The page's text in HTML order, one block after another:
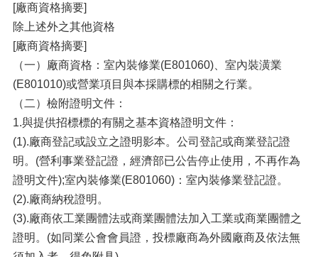
[廠商資格摘要]
除上述外之其他資格
[廠商資格摘要]
（一）廠商資格：室內裝修業(E801060)、室內裝潢業
(E801010)或營業項目與本採購標的相關之行業。
（二）檢附證明文件：
1.與提供招標標的有關之基本資格證明文件：
(1).廠商登記或設立之證明影本。公司登記或商業登記證
明。(營利事業登記證，經濟部已公告停止使用，不再作為
證明文件);室內裝修業(E801060)：室內裝修業登記證。
(2).廠商納稅證明。
(3).廠商依工業團體法或商業團體法加入工業或商業團體之
證明。(如同業公會會員證，投標廠商為外國廠商及依法無